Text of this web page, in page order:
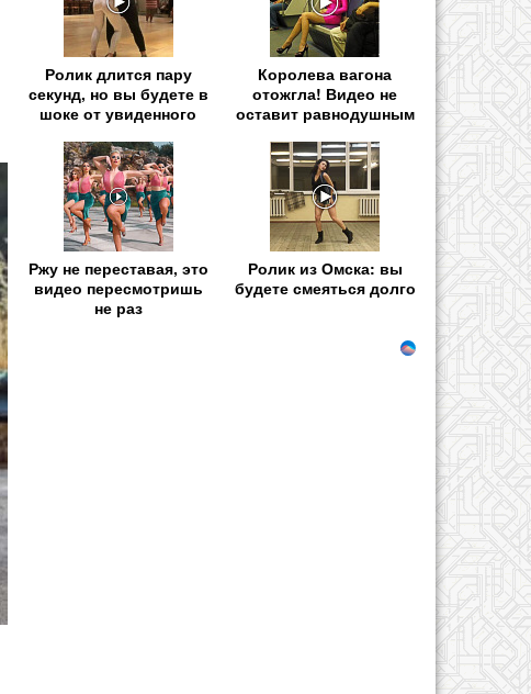
Ролик длится пару
секунд, но вы будете в
шоке от увиденного
Королева вагона
отожгла! Видео не
оставит равнодушным
Ржу не переставая, это
видео пересмотришь
не раз
Ролик из Омска: вы
будете смеяться долго